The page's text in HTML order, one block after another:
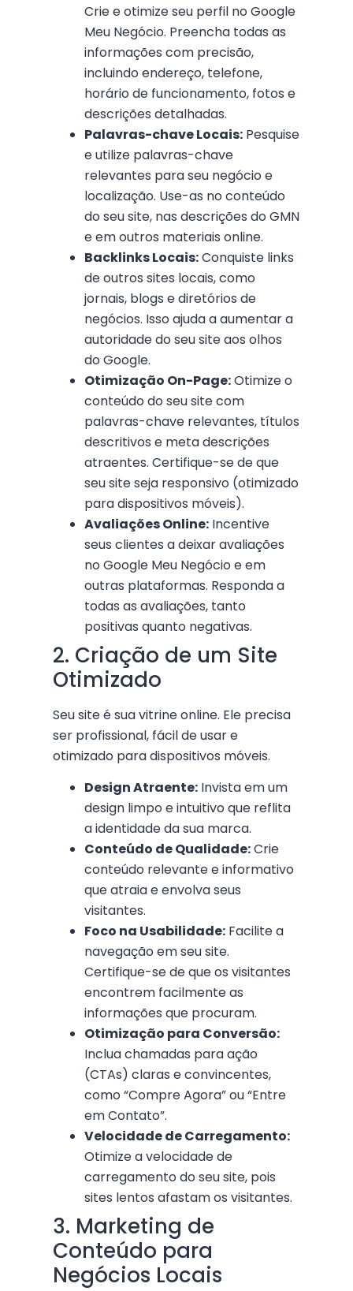
Crie e otimize seu perfil no Google
Meu Negócio. Preencha todas as
informações com precisão,
incluindo endereço, telefone,
horário de funcionamento, fotos e
descrições detalhadas.
Palavras-chave Locais: Pesquise
e utilize palavras-chave
relevantes para seu negócio e
localização. Use-as no conteúdo
do seu site, nas descrições do GMN
e em outros materiais online.
Backlinks Locais:Conquiste links
de outros sites locais, como
jornais, blogs e diretórios de
negócios. Isso ajuda a aumentar a
autoridade do seu site aos olhos
do Google.
Otimização On-Page:Otimize o
conteúdo do seu site com
palavras-chave relevantes, títulos
descritivos e meta descrições
atraentes. Certifique-se de que
seu site seja responsivo (otimizado
para dispositivos móveis).
Avaliações Online: Incentive
seus clientes a deixar avaliações
no Google Meu Negócio e em
outras plataformas. Responda a
todas as avaliações, tanto
positivas quanto negativas.
2. Criação de um Site
Otimizado
Seu site é sua vitrine online. Ele precisa
ser profissional, fácil de usar e
otimizado para dispositivos móveis.
Design Atraente: Invista em um
design limpo e intuitivo que reflita
a identidade da sua marca.
Conteúdo de Qualidade:Crie
conteúdo relevante e informativo
que atraia e envolva seus
visitantes.
Foco na Usabilidade: Facilite a
navegação em seu site.
Certifique-se de que os visitantes
encontrem facilmente as
informações que procuram.
Otimização para Conversão:
Inclua chamadas para ação
(CTAs) claras e convincentes,
como “Compre Agora” ou “Entre
em Contato”.
Velocidade de Carregamento:
Otimize a velocidade de
carregamento do seu site, pois
sites lentos afastam os visitantes.
3. Marketing de
Conteúdo para
Negócios Locais